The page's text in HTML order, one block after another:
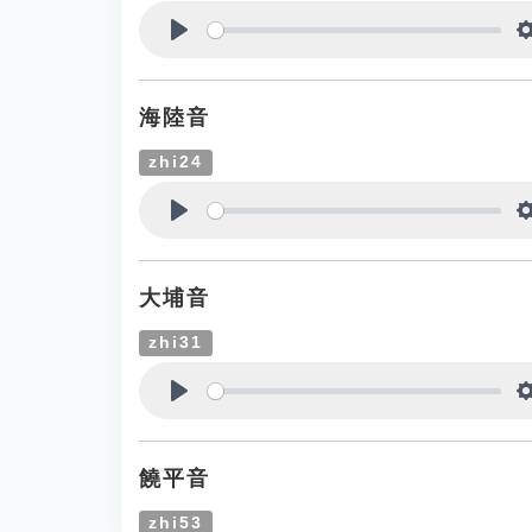
海陸音
zhi24
大埔音
zhi31
饒平音
zhi53